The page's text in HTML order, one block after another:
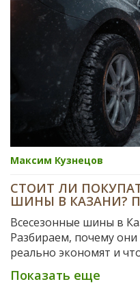
Максим Кузнецов
СТОИТ ЛИ
ШИНЫ В КАЗАНИ?
РЕАЛЬНЫЕ ТЕСТЫ
Всесезонные шины в
Разбираем, почему
реально экономят и
Реальные тесты и
Показать еще